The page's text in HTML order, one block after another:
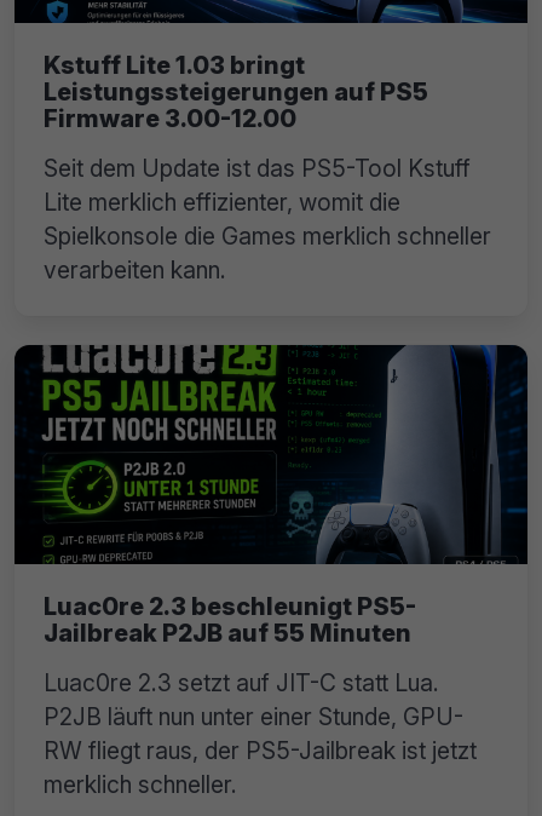
Kstuff Lite 1.03 bringt
Leistungssteigerungen auf PS5
Firmware 3.00-12.00
Seit dem Update ist das PS5-Tool Kstuff
Lite merklich effizienter, womit die
Spielkonsole die Games merklich schneller
verarbeiten kann.
Luac0re 2.3 beschleunigt PS5-
Jailbreak P2JB auf 55 Minuten
Luac0re 2.3 setzt auf JIT-C statt Lua.
P2JB läuft nun unter einer Stunde, GPU-
RW fliegt raus, der PS5-Jailbreak ist jetzt
merklich schneller.